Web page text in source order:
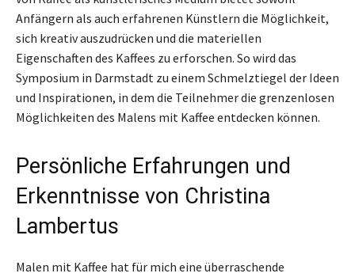
Anfängern als auch erfahrenen Künstlern die Möglichkeit,
sich kreativ auszudrücken und die materiellen
Eigenschaften des Kaffees zu erforschen. So wird das
Symposium in Darmstadt zu einem Schmelztiegel der Ideen
und Inspirationen, in dem die Teilnehmer die grenzenlosen
Möglichkeiten des Malens mit Kaffee entdecken können.
Persönliche Erfahrungen und
Erkenntnisse von Christina
Lambertus
Malen mit Kaffee hat für mich eine überraschende